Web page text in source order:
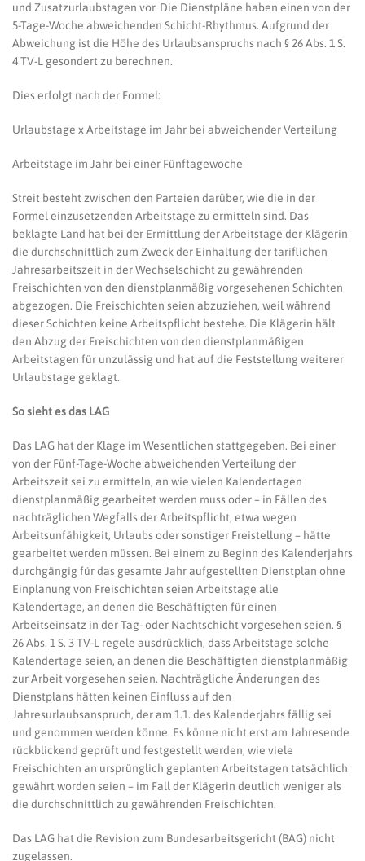
und Zusatzurlaubstagen vor. Die Dienstpläne haben einen von der
5-Tage-Woche abweichenden Schicht-Rhythmus. Aufgrund der
Abweichung ist die Höhe des Urlaubsanspruchs nach § 26 Abs. 1 S.
4 TV-L gesondert zu berechnen.
Dies erfolgt nach der Formel:
Urlaubstage x Arbeitstage im Jahr bei abweichender Verteilung
Arbeitstage im Jahr bei einer Fünftagewoche
Streit besteht zwischen den Parteien darüber, wie die in der
Formel einzusetzenden Arbeitstage zu ermitteln sind. Das
beklagte Land hat bei der Ermittlung der Arbeitstage der Klägerin
die durchschnittlich zum Zweck der Einhaltung der tariflichen
Jahresarbeitszeit in der Wechselschicht zu gewährenden
Freischichten von den dienstplanmäßig vorgesehenen Schichten
abgezogen. Die Freischichten seien abzuziehen, weil während
dieser Schichten keine Arbeitspflicht bestehe. Die Klägerin hält
den Abzug der Freischichten von den dienstplanmäßigen
Arbeitstagen für unzulässig und hat auf die Feststellung weiterer
Urlaubstage geklagt.
So sieht es das LAG
Das LAG hat der Klage im Wesentlichen stattgegeben. Bei einer
von der Fünf-Tage-Woche abweichenden Verteilung der
Arbeitszeit sei zu ermitteln, an wie vielen Kalendertagen
dienstplanmäßig gearbeitet werden muss oder – in Fällen des
nachträglichen Wegfalls der Arbeitspflicht, etwa wegen
Arbeitsunfähigkeit, Urlaubs oder sonstiger Freistellung – hätte
gearbeitet werden müssen. Bei einem zu Beginn des Kalenderjahrs
durchgängig für das gesamte Jahr aufgestellten Dienstplan ohne
Einplanung von Freischichten seien Arbeitstage alle
Kalendertage, an denen die Beschäftigten für einen
Arbeitseinsatz in der Tag- oder Nachtschicht vorgesehen seien. §
26 Abs. 1 S. 3 TV-L regele ausdrücklich, dass Arbeitstage solche
Kalendertage seien, an denen die Beschäftigten dienstplanmäßig
zur Arbeit vorgesehen seien. Nachträgliche Änderungen des
Dienstplans hätten keinen Einfluss auf den
Jahresurlaubsanspruch, der am 1.1. des Kalenderjahrs fällig sei
und genommen werden könne. Es könne nicht erst am Jahresende
rückblickend geprüft und festgestellt werden, wie viele
Freischichten an ursprünglich geplanten Arbeitstagen tatsächlich
gewährt worden seien – im Fall der Klägerin deutlich weniger als
die durchschnittlich zu gewährenden Freischichten.
Das LAG hat die Revision zum Bundesarbeitsgericht (BAG) nicht
zugelassen.